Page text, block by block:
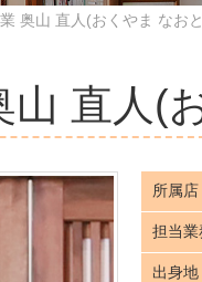
奥山 直人(おくやま なお
山 直人(
所属店
担当業
出身地